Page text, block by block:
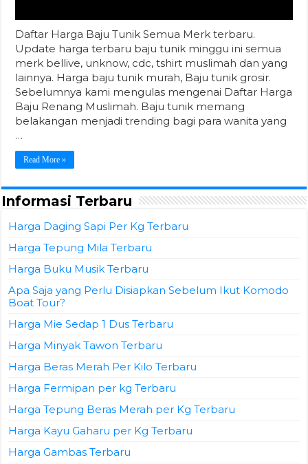
Daftar Harga Baju Tunik Semua Merk terbaru.
Update harga terbaru baju tunik minggu ini semua
merk bellive, unknow, cdc, tshirt muslimah dan yang
lainnya. Harga baju tunik murah, Baju tunik grosir.
Sebelumnya kami mengulas mengenai Daftar Harga
Baju Renang Muslimah. Baju tunik memang
belakangan menjadi trending bagi para wanita yang
…
Read More »
Informasi Terbaru
Harga Daging Sapi Per Kg Terbaru
Harga Tepung Mila Terbaru
Harga Buku Musik Terbaru
Apa Saja yang Perlu Disiapkan Sebelum Ikut Komodo
Boat Tour?
Harga Mie Sedap 1 Dus Terbaru
Harga Minyak Tawon Terbaru
Harga Beras Merah Per Kilo Terbaru
Harga Fermipan per kg Terbaru
Harga Tepung Beras Merah per Kg Terbaru
Harga Kayu Gaharu per Kg Terbaru
Harga Gambas Terbaru